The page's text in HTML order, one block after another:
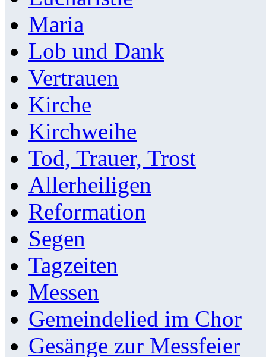
Maria
Lob und Dank
Vertrauen
Kirche
Kirchweihe
Tod, Trauer, Trost
Allerheiligen
Reformation
Segen
Tagzeiten
Messen
Gemeindelied im Chor
Gesänge zur Messfeier